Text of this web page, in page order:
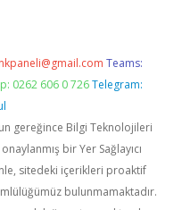
Teams:
0262 606 0 726 Telegram:
gereğince Bilgi Teknolojileri
bir Yer Sağlayıcı
sitedeki içerikleri proaktif
bulunmamaktadır.